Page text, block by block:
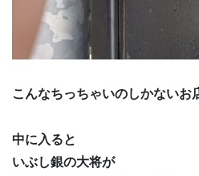
こんなちっちゃいのしかないお
中に入ると
いぶし銀の大将が